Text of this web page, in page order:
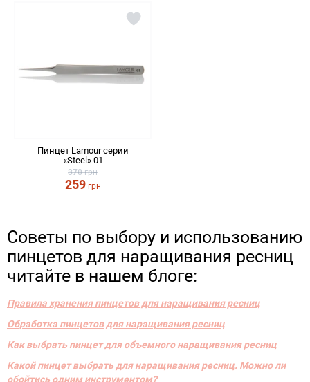
Пинцет Lamour серии
«Steel» 01
370грн
259грн
Советы по выбору и использованию
пинцетов для наращивания ресниц
читайте в нашем блоге:
Правила хранения пинцетов для наращивания ресниц
Обработка пинцетов для наращивания ресниц
Как выбрать пинцет для объемного наращивания ресниц
Какой пинцет выбрать для наращивания ресниц. Можно ли
обойтись одним инструментом?